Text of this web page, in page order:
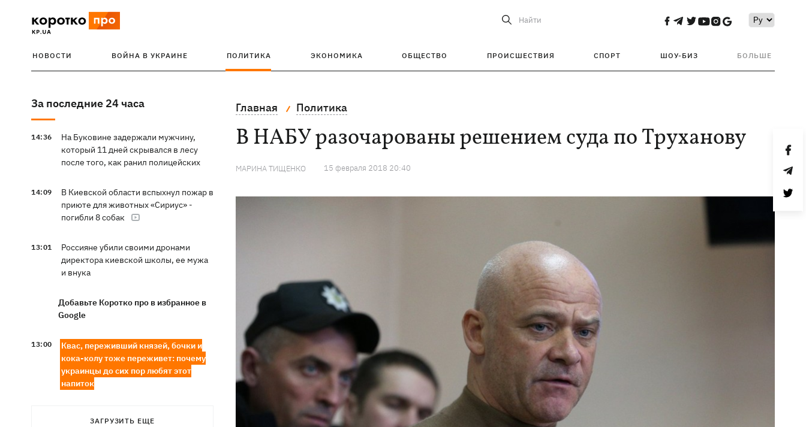
Найти
НОВОСТИ ВОЙНА В УКРАИНЕ ПОЛИТИКА ЭКОНОМИКА ОБЩЕСТВО ПРОИСШЕСТВИЯ СПОРТ ШОУ-БИЗ БОЛЬШЕ
За последние 24 часа
14:36
На Буковине задержали мужчину,
который 11 дней скрывался в лесу
после того, как ранил полицейских
14:09
В Киевской области вспыхнул пожар в
приюте для животных «Сириус» -
погибли 8 собак
13:01
Россияне убили своими дронами
директора киевской школы, ее мужа
и внука
Добавьте Коротко про в избранное в
Google
13:00
Квас, переживший князей, бочки и
кока-колу тоже переживет: почему
украинцы до сих пор любят этот
напиток
Ильского и Сызранского НПЗ, а также
ЗАГРУЗИТЬ ЕЩЕ
Главная Политика
В НАБУ разочарованы решением суда по Труханову
МАРИНА ТИЩЕНКО 15 февраля 2018 20:40